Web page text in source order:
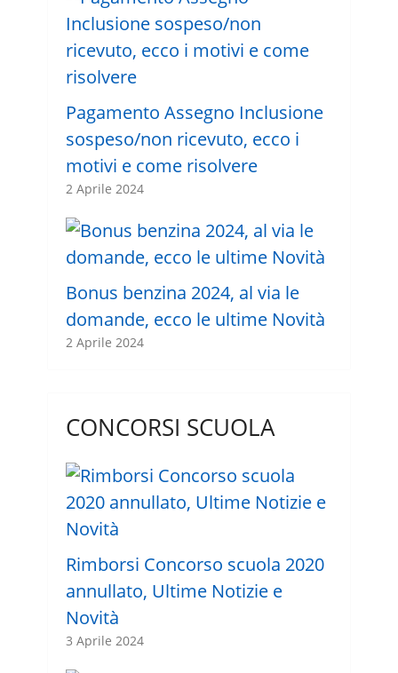
Pagamento Assegno Inclusione
sospeso/non ricevuto, ecco i
motivi e come risolvere
2 Aprile 2024
Bonus benzina 2024, al via le
domande, ecco le ultime Novità
2 Aprile 2024
CONCORSI SCUOLA
Rimborsi Concorso scuola 2020
annullato, Ultime Notizie e
Novità
3 Aprile 2024